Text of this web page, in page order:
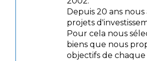
Depuis 20 ans
projets
Pour cela nous
biens que nous
objectifs de chaque